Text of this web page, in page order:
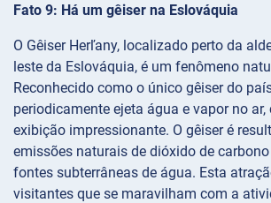
Fato 9: Há um gêiser na Eslováquia
O Gêiser Herľany, localizado perto da
leste da Eslováquia, é um fenômeno
Reconhecido como o único gêiser do
periodicamente ejeta água e vapor no
exibição impressionante. O gêiser é
emissões naturais de dióxido de
fontes subterrâneas de água. Esta
visitantes que se maravilham com a